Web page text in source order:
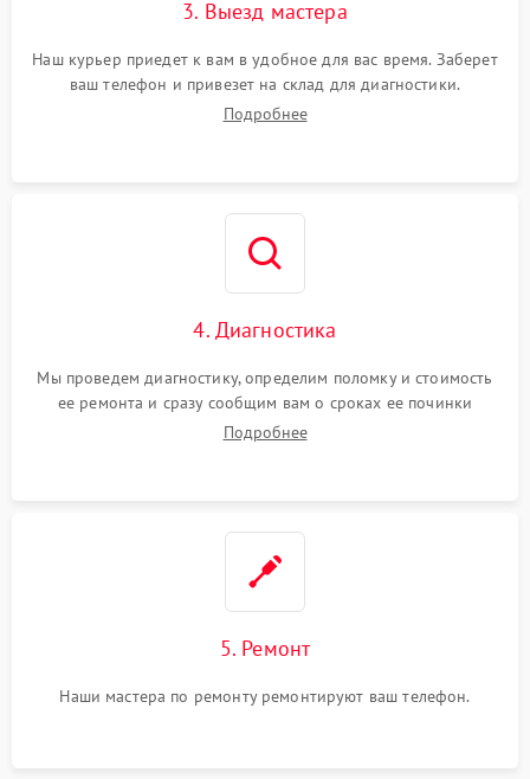
3. Выезд мастера
Наш курьер приедет к вам в удобное для вас время. Заберет
ваш телефон и привезет на склад для диагностики.
Подробнее
4. Диагностика
Мы проведем диагностику, определим поломку и стоимость
ее ремонта и сразу сообщим вам о сроках ее починки
Подробнее
5. Ремонт
Наши мастера по ремонту ремонтируют ваш телефон.